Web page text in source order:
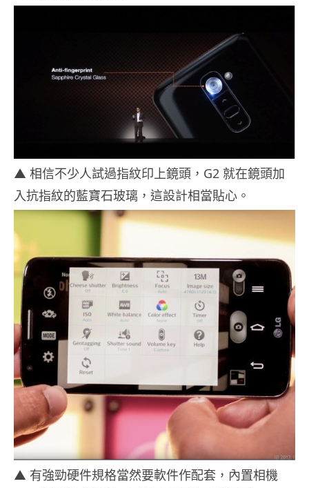
▲ 相信不少人試過指紋印上鏡頭，G2 就在鏡頭加
入抗指紋的藍寶石玻璃，這設計相當貼心。
▲ 有強勁硬件規格當然要軟件作配套，內置相機